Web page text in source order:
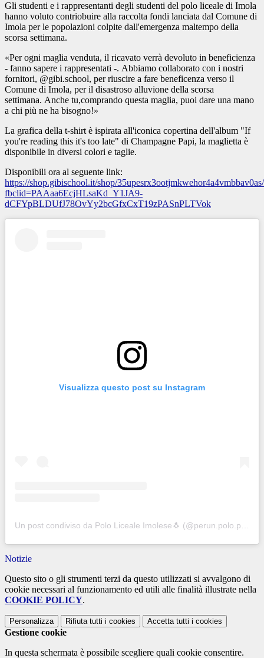
Gli studenti e i rappresentanti degli studenti del polo liceale di Imola
hanno voluto contriobuire alla raccolta fondi lanciata dal Comune di
Imola per le popolazioni colpite dall'emergenza maltempo della
scorsa settimana.
«Per ogni maglia venduta, il ricavato verrà devoluto in beneficienza
- fanno sapere i rappresentati -. Abbiamo collaborato con i nostri
fornitori, @gibi.school, per riuscire a fare beneficenza verso il
Comune di Imola, per il disastroso alluvione della scorsa
settimana. Anche tu,comprando questa maglia, puoi dare una mano
a chi più ne ha bisogno!»
La grafica della t-shirt è ispirata all'iconica copertina dell'album "If
you're reading this it's too late" di Champagne Papi, la maglietta è
disponibile in diversi colori e taglie.
Disponibili ora al seguente link:
https://shop.gibischool.it/shop/
fbclid=PAAaa6EcjHLsaKd_Y1JA9-
dCFYpBLDUfJ78OvYy2bcGfxCxT19zPASnPLTVok
Visualizza questo post su Instagram
Un post condiviso da Polo Liceale Imolese🐧 (@perun.polo.positivo)
Notizie
Questo sito o gli strumenti terzi da questo utilizzati si avvalgono di
cookie necessari al funzionamento ed utili alle finalità illustrate nella
COOKIE POLICY.
Personalizza Rifiuta tutti i cookies Accetta tutti i cookies
Gestione cookie
In questa schermata è possibile scegliere quali cookie consentire.